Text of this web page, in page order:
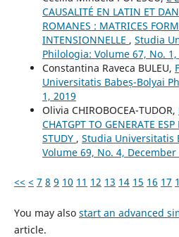
CAUSALITÉ EN LATIN ET
ROMANES : MATRICES
INTENSIONNELLE , Studia
Philologia: Volume 67, No. 1,
Constantina Raveca BULEU,
Universitatis Babeș-Bolyai
1, 2019
Olivia CHIROBOCEA-TUDOR,
CHATGPT TO GENERATE
STUDY , Studia Universitatis
Volume 69, No. 4, December
<< < 7 8 9 10 11 12 13 14 15 16 17
You may also start an advanced
article.